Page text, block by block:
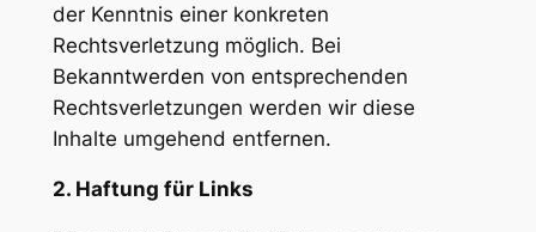
der Kenntnis einer konkreten
Rechtsverletzung möglich. Bei
Bekanntwerden von entsprechenden
Rechtsverletzungen werden wir diese
Inhalte umgehend entfernen.
2. Haftung für Links